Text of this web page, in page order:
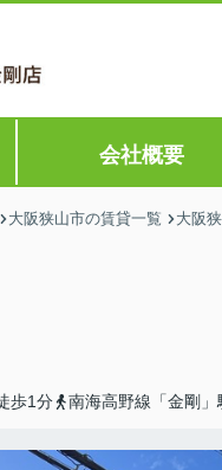
会社概要
大阪狭山市の賃貸一覧 大阪
歩1分
南海高野線「金剛